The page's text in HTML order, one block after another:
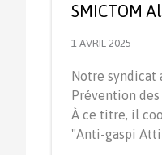
SMICTOM
1 AVRIL 2025
Notre syndicat
Prévention
À ce titre, il
"Anti-gaspi